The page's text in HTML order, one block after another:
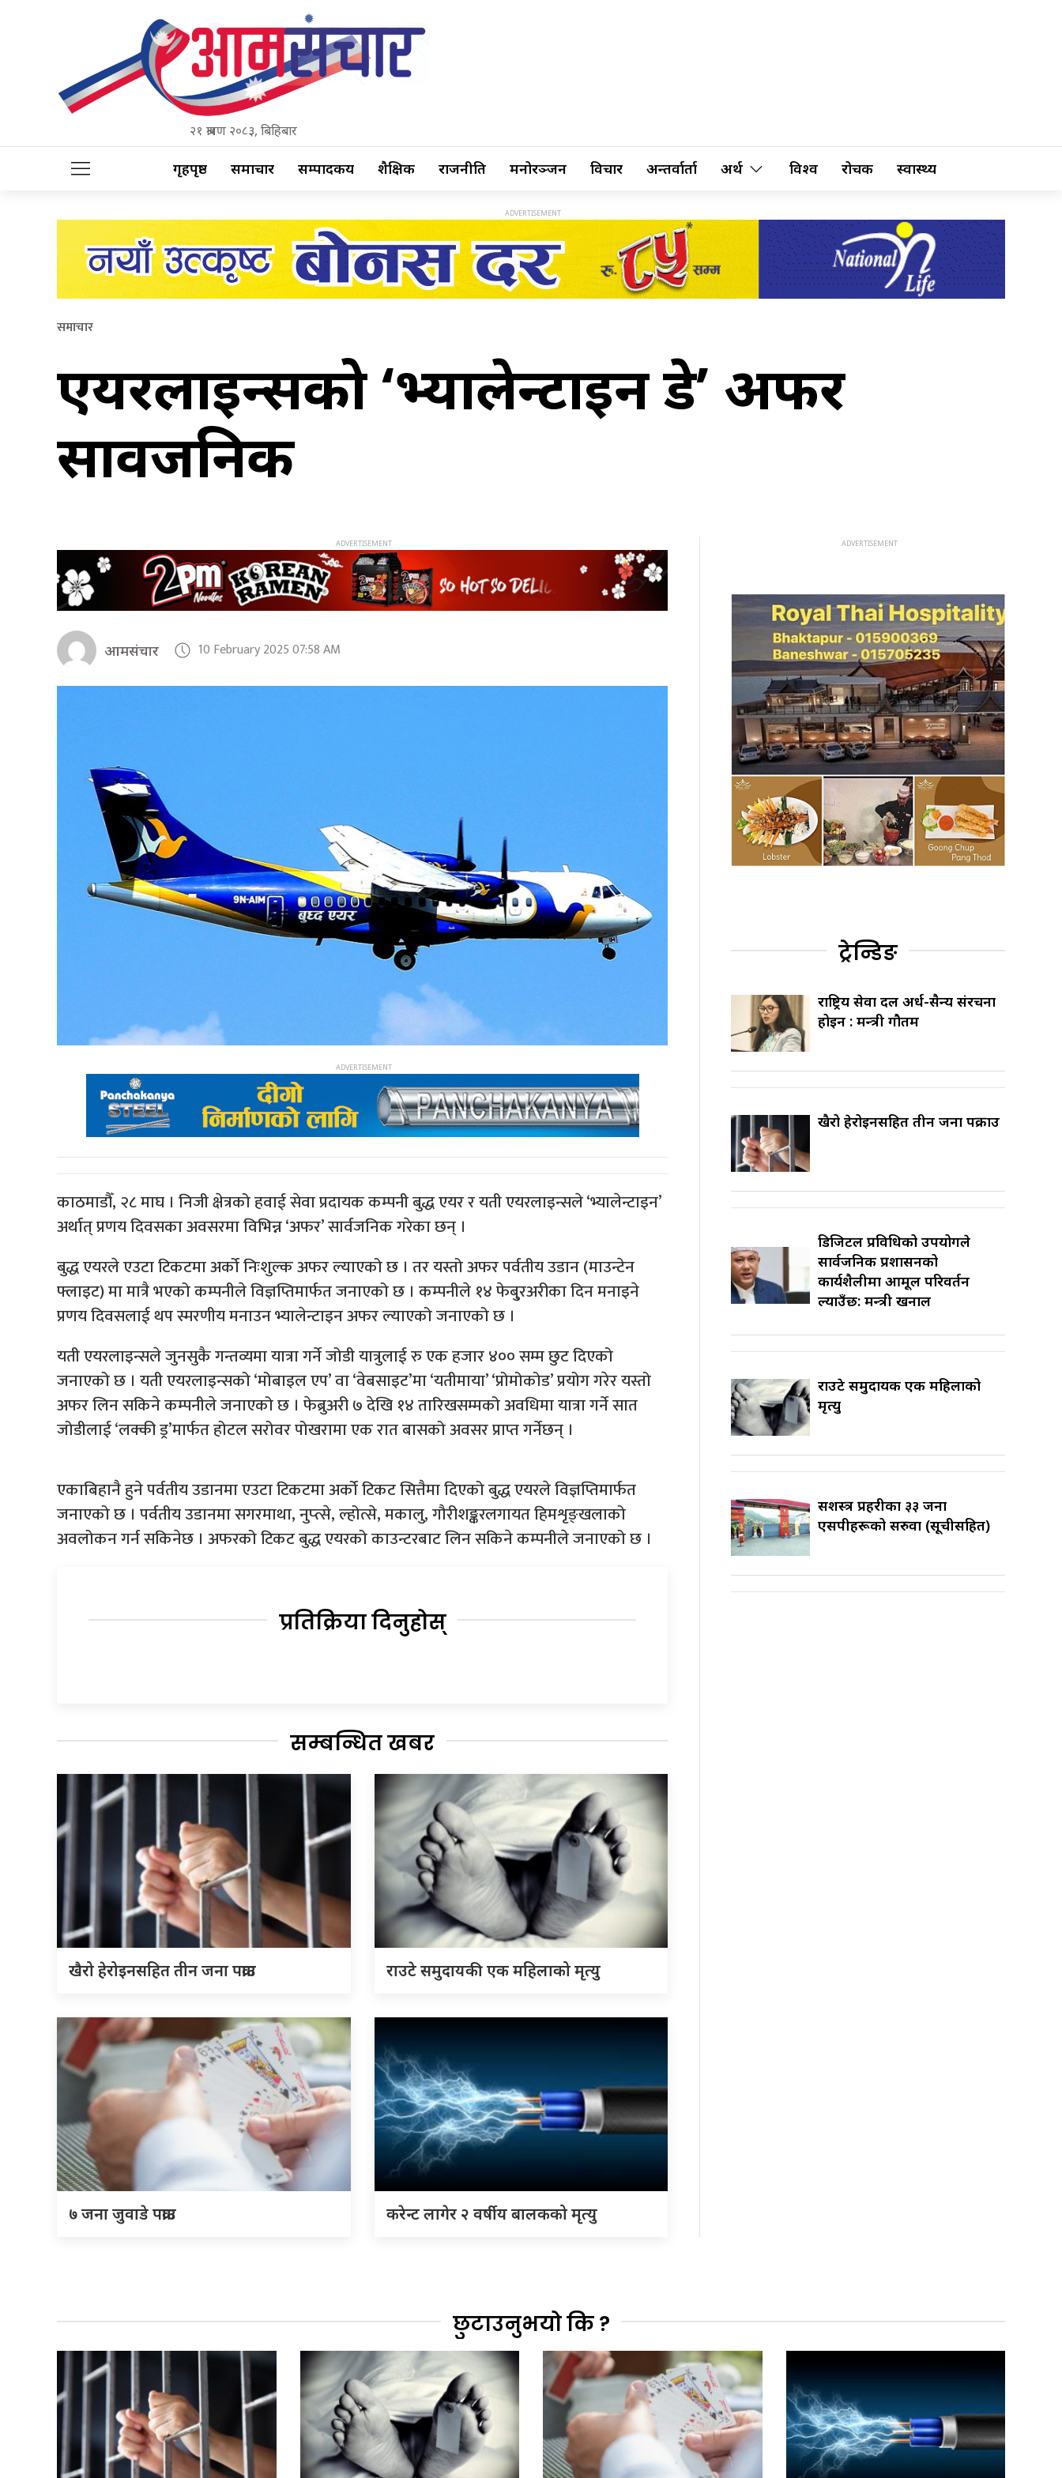
२१ श्रावण २०८३, बिहिबार
गृहपृष्ठ समाचार सम्पादकीय शैक्षिक राजनीति मनोरञ्जन विचार अन्तर्वार्ता अर्थ विश्व रोचक स्वास्थ्य
समाचार
एयरलाइन्सको ‘भ्यालेन्टाइन डे’ अफर
सार्वजनिक
आमसंचार 10 February 2025 07:58 AM
काठमाडौँ, २८ माघ । निजी क्षेत्रको हवाई सेवा प्रदायक कम्पनी बुद्ध एयर र यती एयरलाइन्सले ‘भ्यालेन्टाइन’
अर्थात् प्रणय दिवसका अवसरमा विभिन्न ‘अफर’ सार्वजनिक गरेका छन् ।
बुद्ध एयरले एउटा टिकटमा अर्को निःशुल्क अफर ल्याएको छ । तर यस्तो अफर पर्वतीय उडान (माउन्टेन
फ्लाइट) मा मात्रै भएको कम्पनीले विज्ञप्तिमार्फत जनाएको छ । कम्पनीले १४ फेबु्रअरीका दिन मनाइने
प्रणय दिवसलाई थप स्मरणीय मनाउन भ्यालेन्टाइन अफर ल्याएको जनाएको छ ।
यती एयरलाइन्सले जुनसुकै गन्तव्यमा यात्रा गर्ने जोडी यात्रुलाई रु एक हजार ४०० सम्म छुट दिएको
जनाएको छ । यती एयरलाइन्सको ‘मोबाइल एप’ वा ‘वेबसाइट’मा ‘यतीमाया’ ‘प्रोमोकोड’ प्रयोग गरेर यस्तो
अफर लिन सकिने कम्पनीले जनाएको छ । फेब्रुअरी ७ देखि १४ तारिखसम्मको अवधिमा यात्रा गर्ने सात
जोडीलाई ‘लक्की ड्र’मार्फत होटल सरोवर पोखरामा एक रात बासको अवसर प्राप्त गर्नेछन् ।
एकाबिहानै हुने पर्वतीय उडानमा एउटा टिकटमा अर्को टिकट सित्तैमा दिएको बुद्ध एयरले विज्ञप्तिमार्फत
जनाएको छ । पर्वतीय उडानमा सगरमाथा, नुप्त्से, ल्होत्से, मकालु, गौरीशङ्करलगायत हिमशृङ्खलाको
अवलोकन गर्न सकिनेछ । अफरको टिकट बुद्ध एयरको काउन्टरबाट लिन सकिने कम्पनीले जनाएको छ ।
प्रतिक्रिया दिनुहोस्
सम्बन्धित खबर
खैरो हेरोइनसहित तीन जना पक्राउ राउटे समुदायकी एक महिलाको मृत्यु
७ जना जुवाडे पक्राउ करेन्ट लागेर २ वर्षीय बालकको मृत्यु
ट्रेन्डिङ
राष्ट्रिय सेवा दल अर्ध-सैन्य संरचना
होइन : मन्त्री गौतम
खैरो हेरोइनसहित तीन जना पक्राउ
डिजिटल प्रविधिको उपयोगले
सार्वजनिक प्रशासनको
कार्यशैलीमा आमूल परिवर्तन
ल्याउँछ: मन्त्री खनाल
राउटे समुदायकी एक महिलाको
मृत्यु
सशस्त्र प्रहरीका ३३ जना
एसपीहरूको सरुवा (सूचीसहित)
छुटाउनुभयो कि ?